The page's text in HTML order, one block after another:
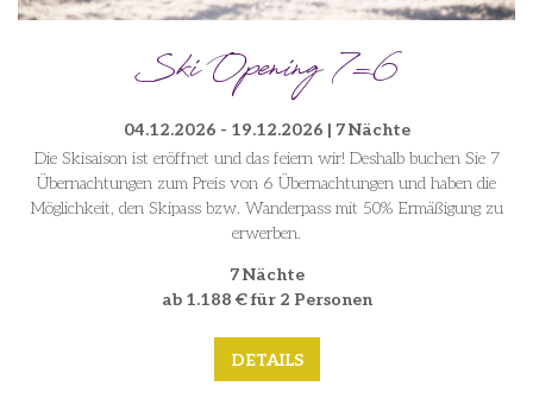
Ski Opening 7=6
04.12.2026 - 19.12.2026 | 7 Nächte
Die Skisaison ist eröffnet und das feiern wir! Deshalb buchen Sie 7
Übernachtungen zum Preis von 6 Übernachtungen und haben die
Möglichkeit, den Skipass bzw. Wanderpass mit 50% Ermäßigung zu
erwerben.
7 Nächte
ab 1.188 € für 2 Personen
DETAILS